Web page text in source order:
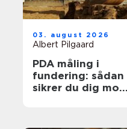
03. august 2026
Albert Pilgaard
PDA måling i
fundering: sådan
sikrer du dig mod